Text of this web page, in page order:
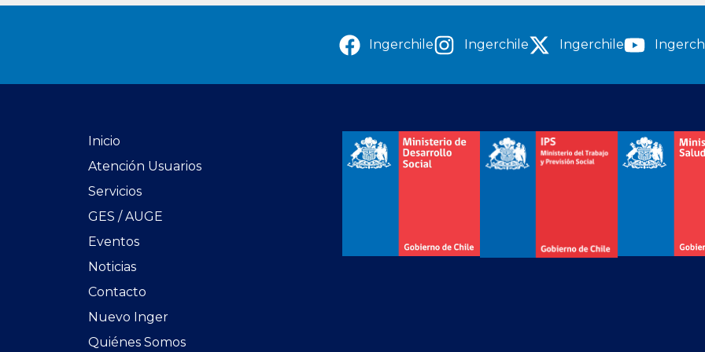
Ingerchile Ingerchile Ingerchile
Inicio
Atención Usuarios
Servicios
GES / AUGE
Eventos
Noticias
Contacto
Nuevo Inger
Quiénes Somos